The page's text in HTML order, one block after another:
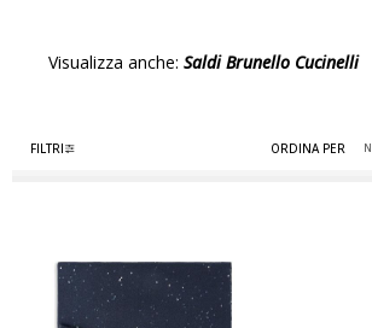
Visualizza anche: Saldi Brunello Cucinelli
FILTRI ORDINA PER